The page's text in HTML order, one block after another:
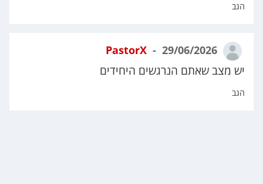
הגב
PastorX 29/06/2026
יש מצב שאתם הנרגשים היחידים
הגב